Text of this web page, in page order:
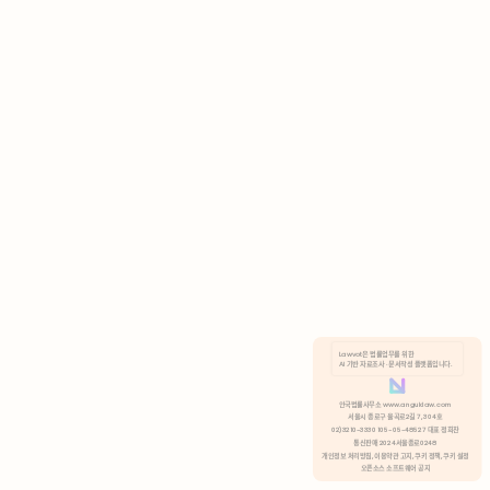
분석 쿠키 허용
Lawvot은 법률업무를 위한
AI 기반 자료조사 · 문서작성 플랫폼입니다.
안국법률사무소 www.anguklaw.com
서울시 종로구 율곡로2길 7, 304호
02)3210-3330 105-05-48527 대표 정희찬
통신판매 2024서울종로0248
개인정보 처리방침, 이용약관 고지, 쿠키 정책, 쿠키 설정
오픈소스 소프트웨어 공지